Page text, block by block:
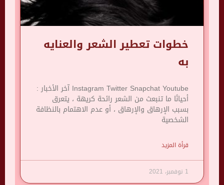
خطوات تعطير الشعر والعنايه
به
Instagram Twitter Snapchat Youtube آخر الأخبار :
أحيانًا ما تنبعث من الشعر رائحة كريهة ، يتعرق
بسبب الإرهاق والإرهاق ، أو عدم الاهتمام بالنظافة
الشخصية
قرأة المزيد
1 نوفمبر، 2021